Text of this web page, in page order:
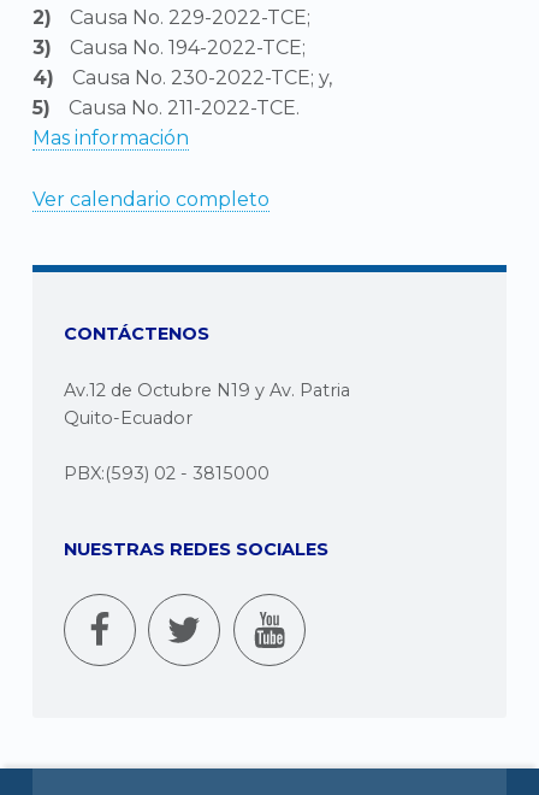
Causa No. 229-2022-TCE;
Causa No. 194-2022-TCE;
Causa No. 230-2022-TCE; y,
Causa No. 211-2022-TCE.
Mas información
Ver calendario completo
CONTÁCTENOS
Av.12 de Octubre N19 y Av. Patria
Quito-Ecuador
PBX:(593) 02 - 3815000
NUESTRAS REDES SOCIALES